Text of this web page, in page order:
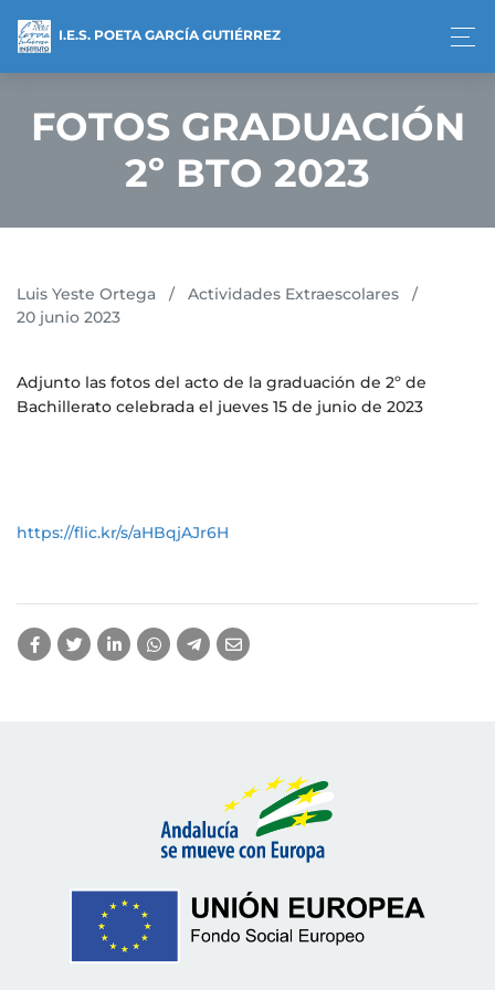
I.E.S. POETA GARCÍA GUTIÉRREZ
FOTOS GRADUACIÓN
2º BTO 2023
Luis Yeste Ortega / Actividades Extraescolares
/
20 junio 2023
Adjunto las fotos del acto de la graduación de 2º de
Bachillerato celebrada el jueves 15 de junio de 2023
https://flic.kr/s/aHBqjAJr6H